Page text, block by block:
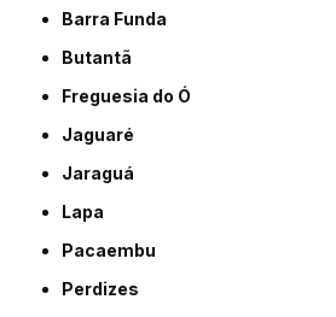
Barra Funda
Butantã
Freguesia do Ó
Jaguaré
Jaraguá
Lapa
Pacaembu
Perdizes